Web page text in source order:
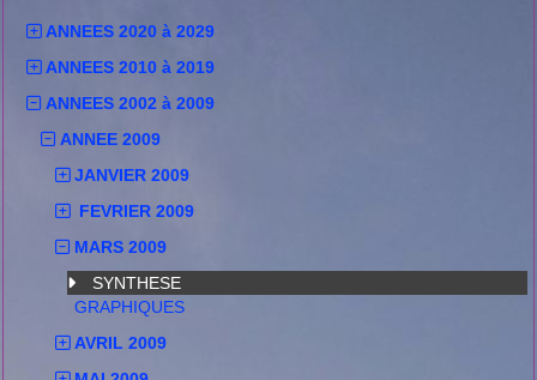
ANNEES 2020 à 2029
ANNEES 2010 à 2019
ANNEES 2002 à 2009
ANNEE 2009
JANVIER 2009
FEVRIER 2009
MARS 2009
SYNTHESE
GRAPHIQUES
AVRIL 2009